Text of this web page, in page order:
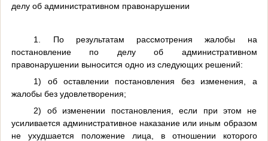
делу об административном правонарушении
1. По результатам рассмотрения жалобы на
постановление по делу об административном
правонарушении выносится одно из следующих решений:
1) об оставлении постановления без изменения, а
жалобы без удовлетворения;
2) об изменении постановления, если при этом не
усиливается административное наказание или иным образом
не ухудшается положение лица, в отношении которого